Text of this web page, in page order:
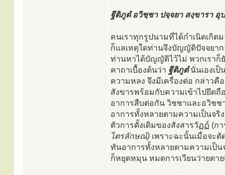
ฐีติภูตํ อวิชฺชา ปจฺจยา สงฺขารา อุ
คนเราทุกรูปนามที่ได้กำเนิดเกิ
ก็แลเหตุใดท่านจึงบัญญัติปัจจยาก
ท่านหาได้บัญญัติไว้ไม่ พวกเรา
คาถาเบื้องต้นว่า ฐีติภูตํนั่นเองเ
ความหลง จึงมีเครื่องต่อ กล่าวคื
สังขารพร้อมกับความเข้าไปยึดถื
อาการสืบต่อกัน วิชชาและอวิชช
อาการทั้งหลายตามความเป็นจ
ตัวการดั้งเดิมของสังสารวัฏฏ์ (ก
ไตรลักษณ์) เพราะฉะนั้นเมื่อจะ
ทันอาการทั้งหลายตามความเป็
ก็หยุดหมุน หมดการเวียนว่ายตา